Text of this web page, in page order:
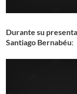
Durante su
Santiago Bernabéu: